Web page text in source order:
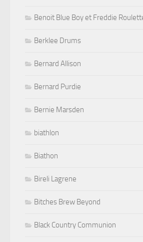
Benoit Blue Boy et Freddie
Berklee Drums
Bernard Allison
Bernard Purdie
Bernie Marsden
biathlon
Biathon
Bireli Lagrene
Bitches Brew Beyond
Black Country Communion